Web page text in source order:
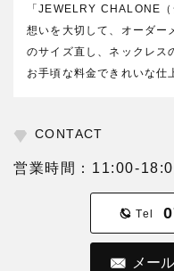
「JEWELRY CHALONE
想いを大切して、オーダー
のサイズ直し、ネックレス
お手頃な料金できれいな仕
CONTACT
営業時間：11:00-
Tel
メー